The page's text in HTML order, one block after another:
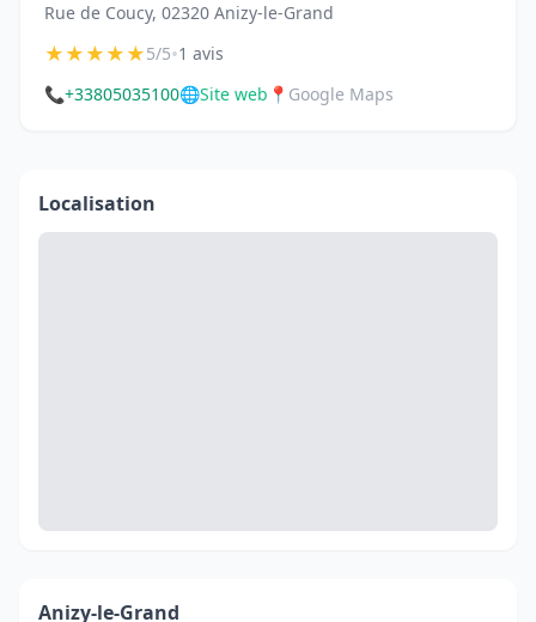
Rue de Coucy, 02320 Anizy-le-Grand
★★★★★5/5•1 avis
📞+33805035100🌐Site web 📍 Google Maps
Localisation
Anizy-le-Grand